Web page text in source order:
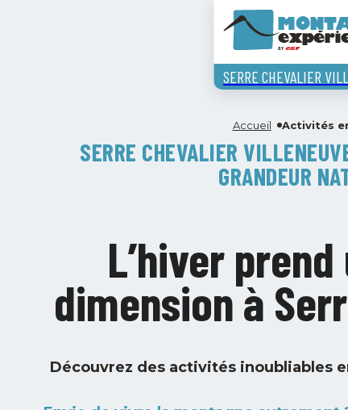
SERRE CHEVALIER
Accueil
Des expériences uniques
Activités
Des activités pour tous !
Accueil Activités
SERRE CHEVALIER
GRANDEUR
L’hiver
dimension à
Découvrez des activités inoubliables